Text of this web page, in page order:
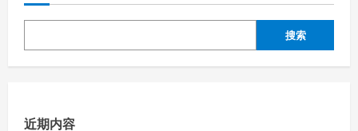
记
本、
手
机
页
搜索
近期内容